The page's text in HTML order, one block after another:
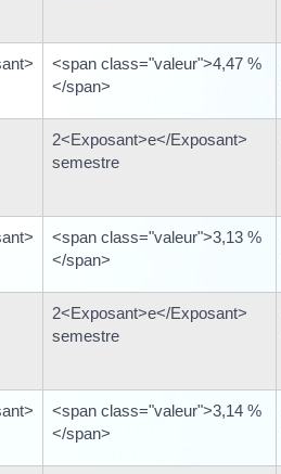
<span class="valeur">4,47 %
</span>
2<Exposant>e</Exposant>
semestre
<span class="valeur">3,13 %
</span>
2<Exposant>e</Exposant>
semestre
<span class="valeur">3,14 %
</span>